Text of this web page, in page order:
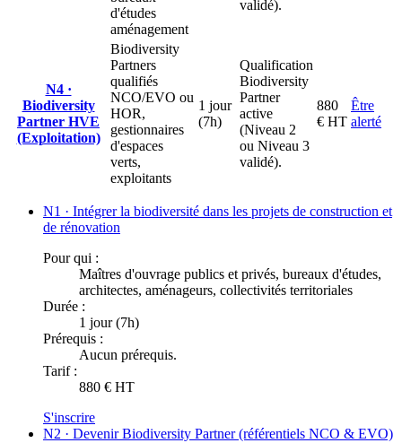
d'études
aménagement
validé).
N4 ·
Biodiversity
Partner HVE
(Exploitation)
Biodiversity
Partners
qualifiés
NCO/EVO ou
HOR,
gestionnaires
d'espaces
verts,
exploitants
1 jour
(7h)
Qualification
Biodiversity
Partner
active
(Niveau 2
ou Niveau 3
validé).
880
€ HT
Être
alerté
N1 · Intégrer la biodiversité dans les projets de construction et
de rénovation
Pour qui :
Maîtres d'ouvrage publics et privés, bureaux d'études,
architectes, aménageurs, collectivités territoriales
Durée :
1 jour (7h)
Prérequis :
Aucun prérequis.
Tarif :
880 € HT
S'inscrire
N2 · Devenir Biodiversity Partner (référentiels NCO & EVO)